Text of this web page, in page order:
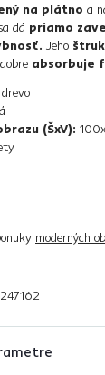
na plátno a
dá priamo
Jeho
absorbuje
(ŠxV):
moderných